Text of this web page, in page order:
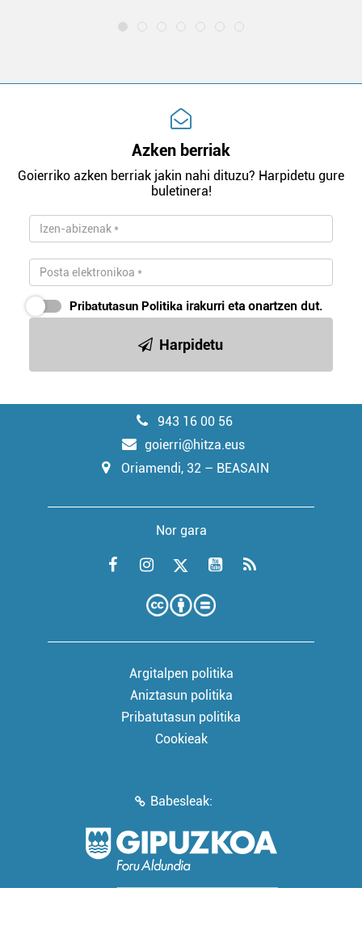
Azken berriak
Goierriko azken berriak jakin nahi dituzu? Harpidetu gure
buletinera!
Pribatutasun Politika irakurri eta onartzen dut.
Harpidetu
943 16 00 56
goierri@hitza.eus
Oriamendi, 32 – BEASAIN
Nor gara
Argitalpen politika
Aniztasun politika
Pribatutasun politika
Cookieak
Babesleak: